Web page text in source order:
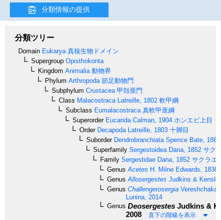
分類情報の提供
分類ツリー
Domain Eukarya 真核生物ドメイン
Supergroup Opisthokonta
Kingdom Animalia 動物界
Phylum Arthropoda 節足動物門
Subphylum Crustacea 甲殻亜門
Class Malacostraca Latreille, 1802 軟甲綱
Subclass Eumalacostraca 真軟甲亜綱
SuperorderEucarida Calman, 1904 ホンエビ上目
OrderDecapoda Latreille, 1803 十脚目
SuborderDendrobranchiata Spence Bate, 1888
Superfamily Sergestoidea Dana, 1852 サク
Family Sergestidae Dana, 1852 サクラエ
Genus Acetes H. Milne Edwards, 1830
Genus Allosergestes Judkins &
Genus Challengerosergia
Lunina, 2014
Genus Deosergestes Judkins &
2008
直下の階級を表示